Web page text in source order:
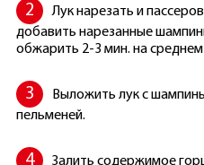
Лук нарезать и
добавить нарезанные
обжарить 2-3 мин. на среднем
Выложить лук с
пельменей.
Залить содержимое